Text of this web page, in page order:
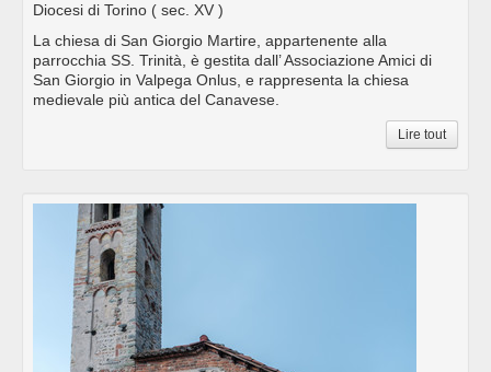
Diocesi di Torino ( sec. XV )
La chiesa di San Giorgio Martire, appartenente alla
parrocchia SS. Trinità, è gestita dall’ Associazione Amici di
San Giorgio in Valpega Onlus, e rappresenta la chiesa
medievale più antica del Canavese.
Lire tout